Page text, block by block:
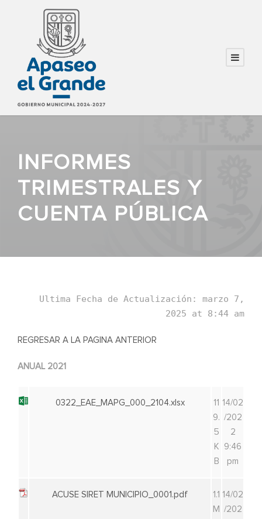
INFORMES
TRIMESTRALES Y
CUENTA PÚBLICA
Ultima Fecha de Actualización: marzo 7,
2025 at 8:44 am
REGRESAR A LA PAGINA ANTERIOR
ANUAL 2021
0322_EAE_MAPG_000_2104.xlsx
11
9.
5
K
B
14/02
/202
2
9:46
pm
ACUSE SIRET MUNICIPIO_0001.pdf
1.1
M
14/02
/202